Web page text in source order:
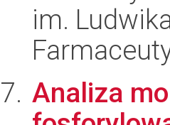
im.
Analiza